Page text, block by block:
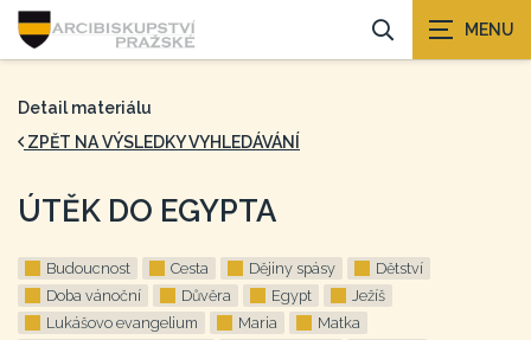
Detail materiálu
ZPĚT NA VÝSLEDKY VYHLEDÁVÁNÍ
ÚTĚK DO EGYPTA
Budoucnost Cesta Dějiny spásy
Dětství
Doba vánoční
Důvěra Egypt
Ježíš
Lukášovo evangelium
Maria
Matka